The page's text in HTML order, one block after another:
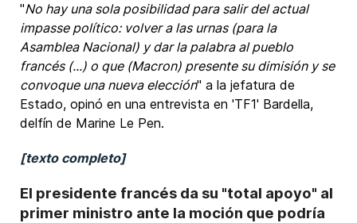
"No hay una sola posibilidad para salir del actual
impasse político: volver a las urnas (para la
Asamblea Nacional) y dar la palabra al pueblo
francés (...) o que (Macron) presente su dimisión y se
convoque una nueva elección" a la jefatura de
Estado, opinó en una entrevista en 'TF1' Bardella,
delfín de Marine Le Pen.
[texto completo]
El presidente francés da su "total apoyo" al
primer ministro ante la moción que podría